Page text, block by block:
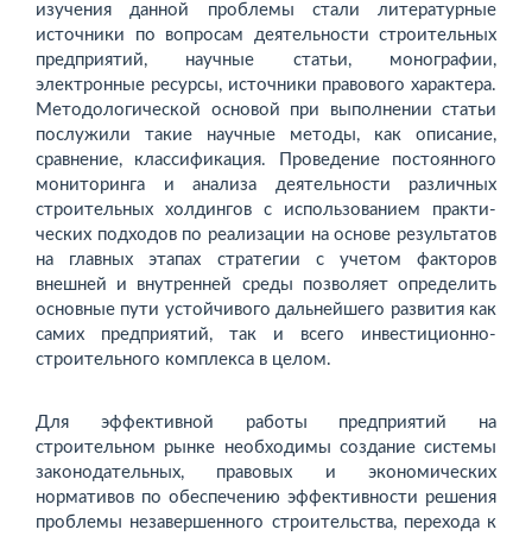
изучения данной проблемы стали литературные
источники по вопросам деятельности строительных
предприятий, научные статьи, монографии,
электронные ресурсы, источники правового характера.
Мето­дологической основой при выполнении статьи
послужили та­кие научные методы, как описание,
сравнение, классификация. Проведение постоянного
мониторинга и анализа деятельности различных
строительных холдингов с использованием практи­
ческих подходов по реализации на основе результатов
на глав­ных этапах стратегии с учетом факторов
внешней и внутренней среды позволяет определить
основные пути устойчивого даль­нейшего развития как
самих предприятий, так и всего инвести­ционно-
строительного комплекса в целом.
Для эффективной работы предприятий на
строительном рын­ке необходимы создание системы
законодательных, правовых и экономических
нормативов по обеспечению эффективно­сти решения
проблемы незавершенного строительства, пере­хода к